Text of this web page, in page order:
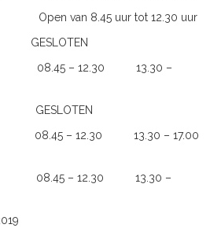
van 8.45 uur tot 12.30 uur
GESLOTEN
08.45 – 12.30 13.30 –
GESLOTEN
08.45 – 12.30 13.30 – 17.00
08.45 – 12.30 13.30 –